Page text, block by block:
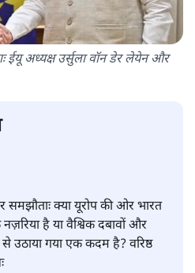
ईयू अध्यक्ष उर्सुला वॉन डेर लेयेन और
समझौताः क्या यूरोप की ओर भारत
है या वैश्विक दबावों और
उठाया गया एक कदम है? वरिष्ठ